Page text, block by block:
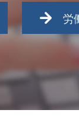
労
東
労
未払
労
労働